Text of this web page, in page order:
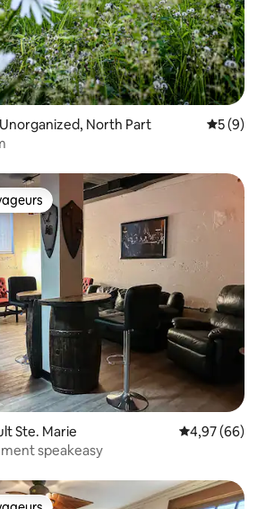
North Part
5 (9)
Ste. Marie Évaluation
4,97 (66)
speakeasy